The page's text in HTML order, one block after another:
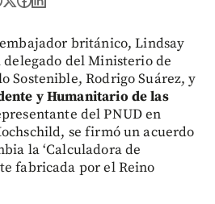
británico, Lindsay
delegado del Ministerio de
Sostenible, Rodrigo Suárez, y
y Humanitario de las
del PNUD en
se firmó un acuerdo
la ‘Calculadora de
fabricada por el Reino